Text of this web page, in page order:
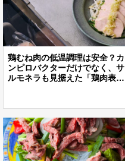
鶏むね肉の低温調理は安全？カ
ンピロバクターだけでなく、サ
ルモネラも見据えた「鶏肉表」